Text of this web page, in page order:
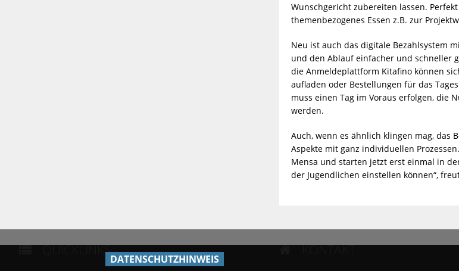
Wunschgericht zubereiten lassen.
themenbezogenes Essen z.B. zur
Neu ist auch das digitale Bezahlsystem
und den Ablauf einfacher und schneller
die Anmeldeplattform Kitafino können
aufladen oder Bestellungen für das
muss einen Tag im Voraus erfolgen, die
werden.
Auch, wenn es ähnlich klingen mag, das
Aspekte mit ganz individuellen
Mensa und starten jetzt erst einmal in
der Jugendlichen einstellen können“,
QUICKLINKS KONTAKT
DATENSCHUTZHINWEIS